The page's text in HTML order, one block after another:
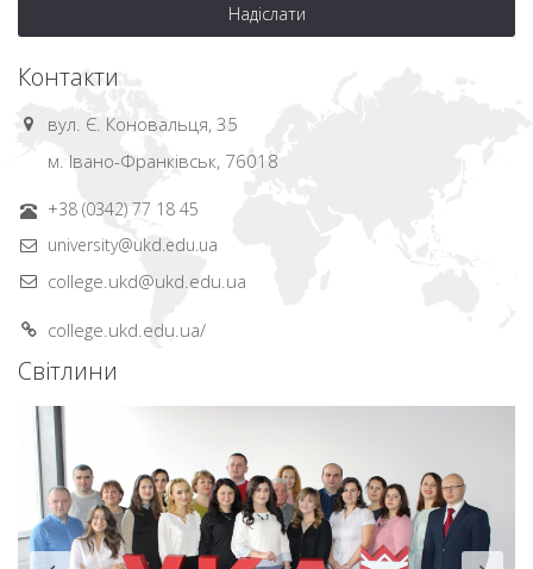
Надіслати
Контакти
вул. Є. Коновальця, 35
м. Івано-Франківськ, 76018
+38 (0342) 77 18 45
university@ukd.edu.ua
college.ukd@ukd.edu.ua
college.ukd.edu.ua/
Світлини